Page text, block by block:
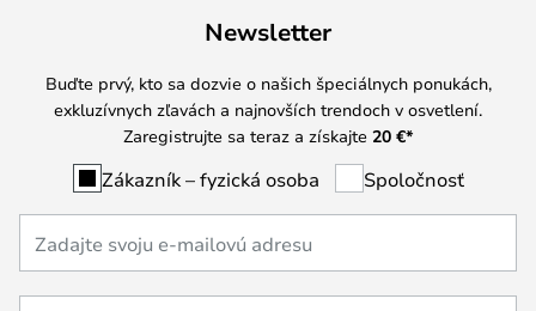
Newsletter
Buďte prvý, kto sa dozvie o našich špeciálnych ponukách,
exkluzívnych zľavách a najnovších trendoch v osvetlení.
Zaregistrujte sa teraz a získajte 20 €*
Zákazník – fyzická osoba Spoločnosť